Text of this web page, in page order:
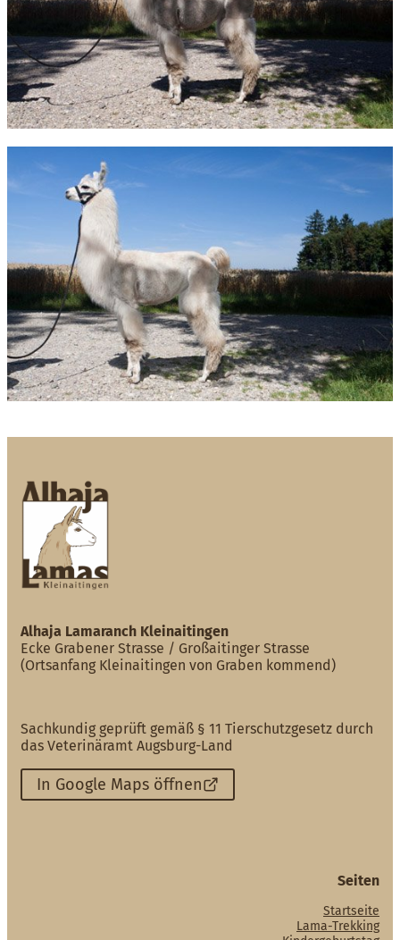
Alhaja Lamaranch Kleinaitingen
Ecke Grabener Strasse / Großaitinger Strasse
(Ortsanfang Kleinaitingen von Graben kommend)
Sachkundig geprüft gemäß § 11 Tierschutzgesetz durch
das Veterinäramt Augsburg-Land
In Google Maps öffnen
Seiten
Startseite
Lama-Trekking